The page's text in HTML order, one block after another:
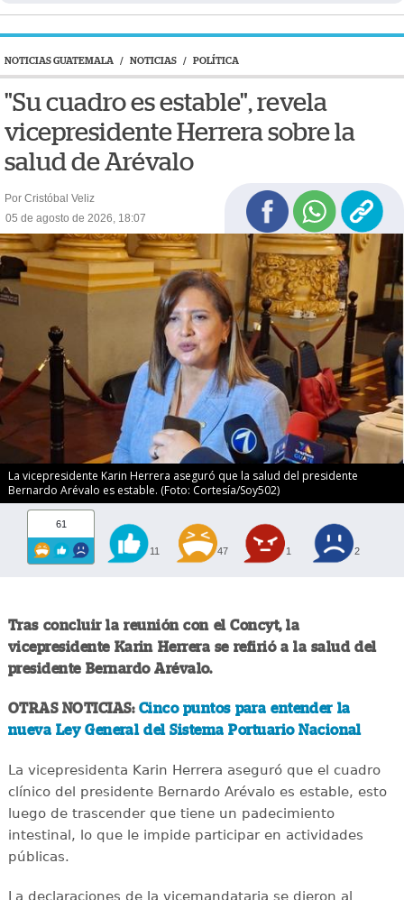
NOTICIAS GUATEMALA / NOTICIAS / POLÍTICA
"Su cuadro es estable", revela
vicepresidente Herrera sobre la
salud de Arévalo
Por Cristóbal Veliz
05 de agosto de 2026, 18:07
La vicepresidente Karin Herrera aseguró que la salud del presidente
Bernardo Arévalo es estable. (Foto: Cortesía/Soy502)
61
11 47 1 2
Tras concluir la reunión con el Concyt, la
vicepresidente Karin Herrera se refirió a la salud del
presidente Bernardo Arévalo.
OTRAS NOTICIAS: Cinco puntos para entender la
nueva Ley General del Sistema Portuario Nacional
La vicepresidenta Karin Herrera aseguró que el cuadro
clínico del presidente Bernardo Arévalo es estable, esto
luego de trascender que tiene un padecimiento
intestinal, lo que le impide participar en actividades
públicas.
La declaraciones de la vicemandataria se dieron al